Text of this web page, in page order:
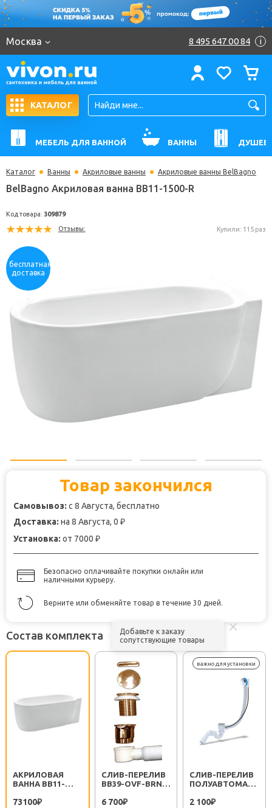
Москва 8 495 647 00 84 i
КАТАЛОГ
МЕБЕЛЬ ДЛЯ ВАННОЙ ВАННЫ
Каталог Ванны Акриловые ванны Акриловые ванны BelBagno
бесплатная
доставка
Товар закончился
Самовывоз: с 8 Августа, бесплатно
Доставка: на 8 Августа, 0 ₽
Установка: от 7000 ₽
Безопасно оплачивайте покупки онлайн или
наличными курьеру.
Верните или обменяйте товар в течение 30 дней.
BelBagno Акриловая ванна BB11-1500-R
Состав комплекта
Добавьте к заказу
сопутствующие товары
АКРИЛОВАЯ
ВАННА BB11-
73100₽
СЛИВ-ПЕРЕЛИВ
BB39-OVF-BRN
6 700₽
CЛИВ-ПЕРЕЛИВ
ПОЛУАВТОМАТ
2 100₽